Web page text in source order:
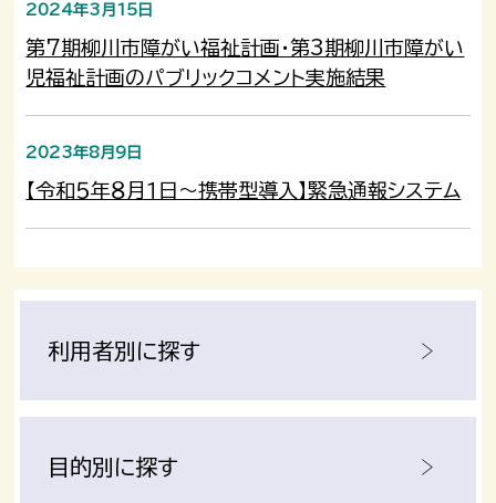
2024年3月15日
第7期柳川市障がい福祉計画・第3期柳川市障がい
児福祉計画のパブリックコメント実施結果
2023年8月9日
【令和５年８月１日～携帯型導入】緊急通報システム
利用者別に探す
目的別に探す